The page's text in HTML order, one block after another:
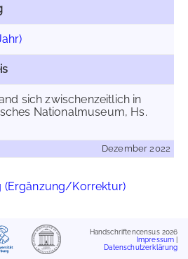
sich zwischenzeitlich in
Nationalmuseum, Hs.
Dezember 2022
(Ergänzung/Korrektur)
Handschriftencensus 2026
Impressum
Datenschutzerklärung